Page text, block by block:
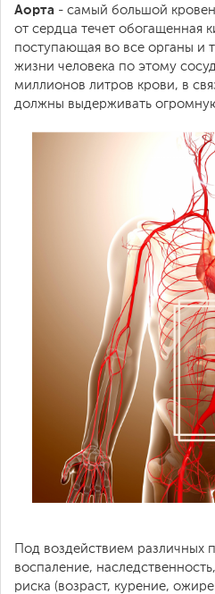
Аорта - самый большой
от сердца течет обогащенная
поступающая во все органы и
жизни человека по этому
миллионов литров крови, в
должны выдерживать огромную
Под воздействием различных
воспаление,
риска (возраст, курение,